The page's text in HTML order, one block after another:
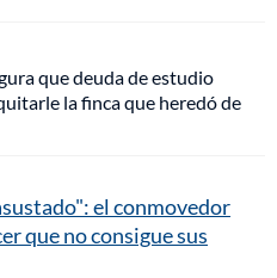
que deuda de estudio
la finca que heredó de
el conmovedor
que no consigue sus